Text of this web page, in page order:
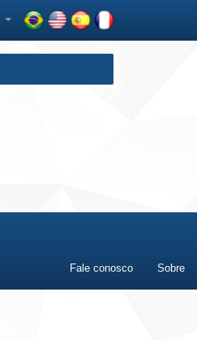
Fale conosco Sobre